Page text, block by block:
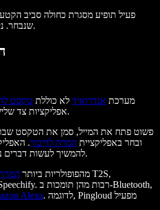
שנבחר. ניתן להזיז אותה בעזרת החצים.
מערכת אנדרואיד לא כוללת טקסט
אפליקציות צד שלישי שתומכות בהקראת מיילים.
פשוט פתח את המייל, סמן את הטקסט
ובחר באפליקציית המרה לדיבור.
להמשיך לעשות דברים נוספים בלי להסתכל על המסך.
מהפופולריות ביותר לאנדרואיד הן T2S,
Alexa. לדוגמה, Pingloud מפעיל